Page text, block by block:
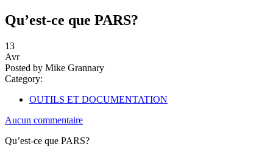
Qu’est-ce que PARS?
13
Avr
Posted by Mike Grannary
Category:
OUTILS ET DOCUMENTATION
Aucun commentaire
Qu’est-ce que PARS?